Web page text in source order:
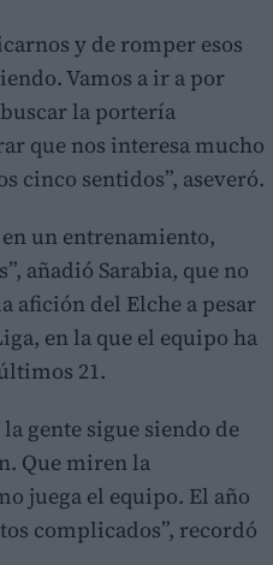
y de romper esos
Vamos a ir a por
la portería
que nos interesa mucho
cinco sentidos”, aseveró.
en un entrenamiento,
añadió Sarabia, que no
afición del Elche a pesar
en la que el equipo ha
21.
gente sigue siendo de
Que miren la
juega el equipo. El año
complicados”, recordó